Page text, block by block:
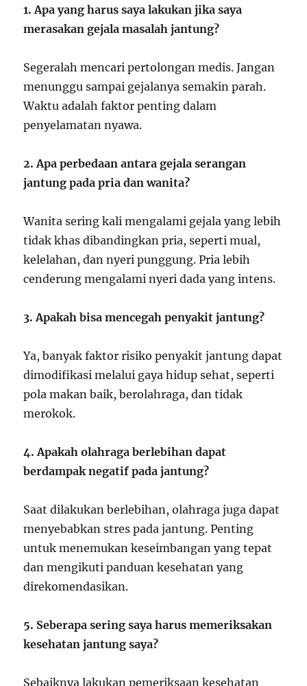
1. Apa yang harus saya lakukan jika saya
merasakan gejala masalah jantung?
Segeralah mencari pertolongan medis. Jangan
menunggu sampai gejalanya semakin parah.
Waktu adalah faktor penting dalam
penyelamatan nyawa.
2. Apa perbedaan antara gejala serangan
jantung pada pria dan wanita?
Wanita sering kali mengalami gejala yang lebih
tidak khas dibandingkan pria, seperti mual,
kelelahan, dan nyeri punggung. Pria lebih
cenderung mengalami nyeri dada yang intens.
3. Apakah bisa mencegah penyakit jantung?
Ya, banyak faktor risiko penyakit jantung dapat
dimodifikasi melalui gaya hidup sehat, seperti
pola makan baik, berolahraga, dan tidak
merokok.
4. Apakah olahraga berlebihan dapat
berdampak negatif pada jantung?
Saat dilakukan berlebihan, olahraga juga dapat
menyebabkan stres pada jantung. Penting
untuk menemukan keseimbangan yang tepat
dan mengikuti panduan kesehatan yang
direkomendasikan.
5. Seberapa sering saya harus memeriksakan
kesehatan jantung saya?
Sebaiknya lakukan pemeriksaan kesehatan